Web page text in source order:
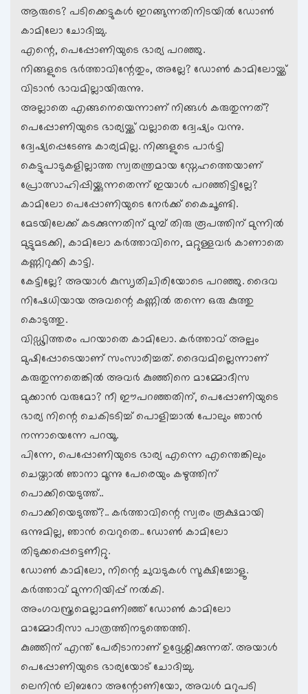
ആരുടെ? ‍‍‍പടിക്കെട്ടുകള്‍ ഇറങ്ങുന്നതിനിടയില്‍ ഡോണ്‍
കാമിലോ ചോദിച്ചു.
എന്റെ, പെപ്പോണിയുടെ ഭാര്യ പറഞ്ഞു.
നിങ്ങളുടെ ഭര്‍ത്താവിന്റേതും, അല്ലേ? ‍ഡോണ്‍ കാമിലോയ്ക്ക്
വിടാന്‍ ഭാവമില്ലായിരുന്നു.
അല്ലാതെ എങ്ങനെയെന്നാണ് നിങ്ങള്‍ കരുതുന്നത്?
പെപ്പോണിയുടെ ഭാര്യയ്ക്ക് വല്ലാതെ ദ്വേഷ്യം വന്നു.
ദ്വേഷ്യപ്പെടേണ്ട കാര്യമില്ല. നിങ്ങളുടെ പാര്‍ട്ടി
കെട്ടുപാടുകളില്ലാത്ത സ്വതന്ത്രമായ സ്നേഹത്തെയാണ്
പ്രോത്സാഹിപ്പിയ്ക്കുന്നതെന്ന് ഇയാള്‍ പറഞ്ഞിട്ടില്ലേ?
കാമിലോ പെപ്പോണിയുടെ നേര്‍ക്ക് കൈചൂണ്ടി.
മേടയിലേക്ക് കടക്കുന്നതിന് മുമ്പ്‍ തിരു രൂപത്തിന് മുന്നില്‍
മുട്ടുമടക്കി, കാമിലോ കര്‍ത്താവിനെ, മറ്റുള്ളവര്‍ കാണാതെ
കണ്ണിറുക്കി കാട്ടി.
കേട്ടില്ലേ? അയാള്‍ കുസ‍ൃതിചിരിയോടെ പറഞ്ഞു. ദൈവ
നിഷേധിയായ അവന്റെ കണ്ണില്‍ തന്നെ ഒരു കുത്തു
കൊടുത്തു.
വിഡ്ഢിത്തരം പറയാതെ കാമിലോ. കര്‍ത്താവ് അല്പം
മുഷിപ്പോടെയാണ് സംസാരിച്ചത്. ദൈവമില്ലെന്നാണ്
കരുതുന്നതെങ്കില്‍ അവര്‍ കുഞ്ഞിനെ മാമ്മോദീസ
മുക്കാന്‍ വരുമോ? നീ ഈപറഞ്ഞതിന്, പെപ്പോണിയുടെ
ഭാര്യ നിന്റെ ചെകിടടിച്ച് പൊളിച്ചാല്‍ പോലും ഞാന്‍
നന്നായെന്നേ പറയൂ.‍
പിന്നേ, പെപ്പോണിയുടെ ഭാര്യ എന്നെ എന്തെങ്കിലും
ചെയ്താല്‍ ഞാനാ മൂന്നു പേരെയും കഴുത്തിന്
പൊക്കിയെടുത്ത്..
പൊക്കിയെടുത്ത്?.. കര്‍ത്താവിന്റെ സ്വരം രൂക്ഷമായി
ഒന്നുമില്ല, ഞാന്‍ വെറുതെ.. ഡോണ്‍ കാമിലോ
തിടുക്കപ്പെട്ടെണീറ്റു.
ഡോണ്‍ കാമിലോ, നിന്റെ ചുവടുകള്‍ സൂക്ഷിച്ചോളൂ.
കര്‍ത്താവ് മുന്നറിയിപ്പ് നല്‍കി.
അംഗവസ്ത്രമെല്ലാമണിഞ്ഞ് ഡോണ്‍ കാമിലോ
മാമ്മോദീസാ പാത്രത്തിനടുത്തെത്തി.
കുഞ്ഞിന് എന്ത് പേരിടാനാണ് ഉദ്ദേശ്ശിക്കുന്നത്. അയാള്‍
പെപ്പോണിയുടെ ഭാര്യയോട് ചോദിച്ചു.
ലെനിന്‍ ലിബറോ അന്റോണിയോ, അവള്‍ മറുപടി